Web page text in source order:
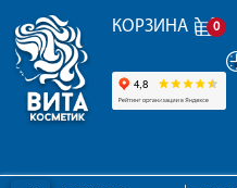
КОРЗИНА 0